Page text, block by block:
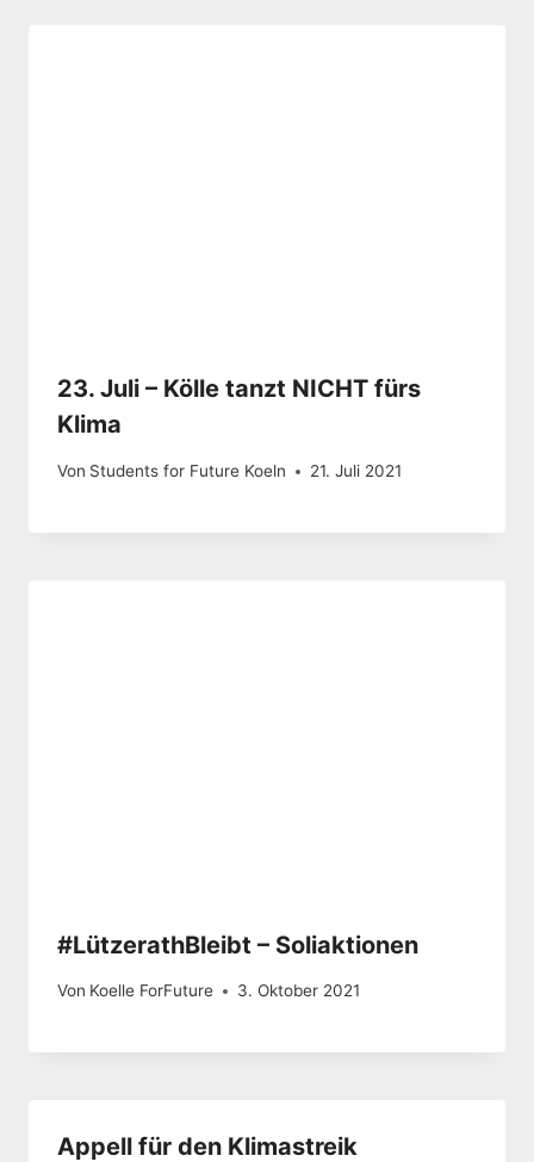
23. Juli – Kölle tanzt NICHT fürs
Klima
Von Students for Future Koeln 21. Juli 2021
#LützerathBleibt – Soliaktionen
Von Koelle ForFuture 3. Oktober 2021
Appell für den Klimastreik